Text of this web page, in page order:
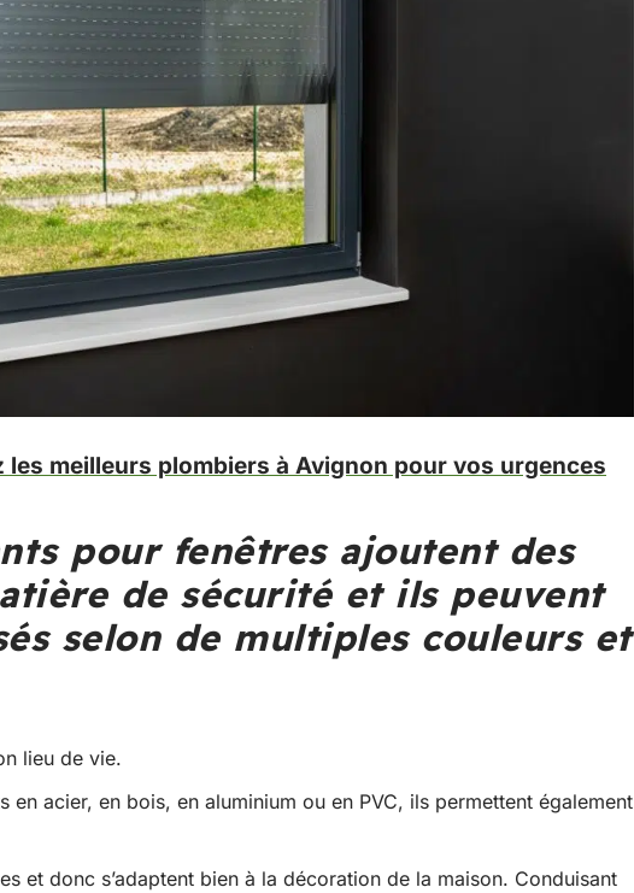
les meilleurs plombiers à Avignon pour vos urgences
pour fenêtres ajoutent des
de sécurité et ils peuvent
selon de multiples couleurs et
lieu de vie.
en acier, en bois, en aluminium ou en PVC, ils permettent également
et donc s’adaptent bien à la décoration de la maison. Conduisant